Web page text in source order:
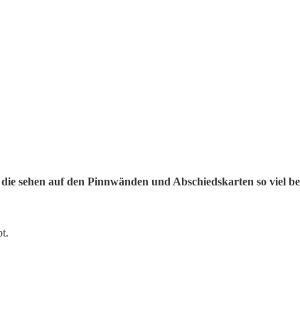
sehen auf den Pinnwänden und Abschiedskarten so viel